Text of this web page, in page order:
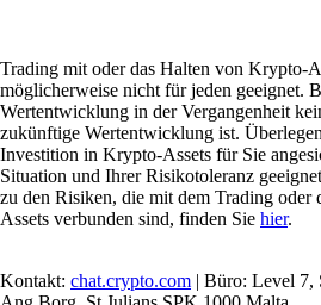
Trading mit oder das Halten von Krypto-
möglicherweise nicht für jeden geeignet.
Wertentwicklung in der Vergangenheit
zukünftige Wertentwicklung ist.
Investition in Krypto-Assets für Sie
Situation und Ihrer Risikotoleranz
zu den Risiken, die mit dem Trading
Assets verbunden sind, finden Sie hier.
Kontakt: chat.crypto.com | Büro: Level 7,